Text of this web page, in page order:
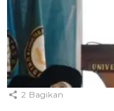
2 Bagikan